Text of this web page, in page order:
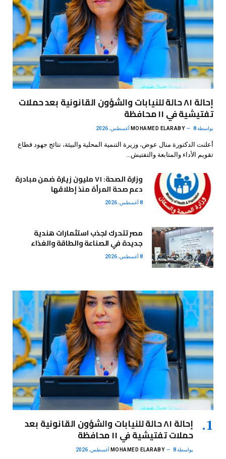
إحالة ٨١ حالة للنيابات والشؤون القانونية بعد حملات
تفتيشية في ١١ محافظة
بواسطة MOHAMED ELARABY 8 أغسطس، 2026
أعلنت الدكتورة منال عوض، وزيرة التنمية المحلية والبيئة، نتائج جهود قطاع
تقويم الأداء والمتابعة والتفتيش…
وزارة الصحة: ٧١ مليون زيارة ضمن مبادرة
دعم صحة المرأة منذ إطلاقها
8 أغسطس، 2026
مصر تتحرك لجذب استثمارات هندية
جديدة في الصناعة والطاقة والغذاء
8 أغسطس، 2026
إحالة ٨١ حالة للنيابات والشؤون القانونية بعد
حملات تفتيشية في ١١ محافظة
بواسطة MOHAMED ELARABY 8 أغسطس، 2026